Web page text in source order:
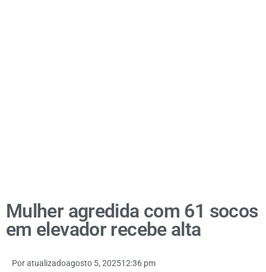
Mulher agredida com 61 socos
em elevador recebe alta
Poratualizadoagosto 5, 202512:36 pm